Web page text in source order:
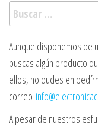
Buscar:
Aunque disponemos de
buscas algún producto
ellos, no dudes en
correo
A pesar de nuestros